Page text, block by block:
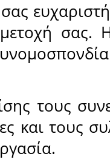
σας.
τους
και τους